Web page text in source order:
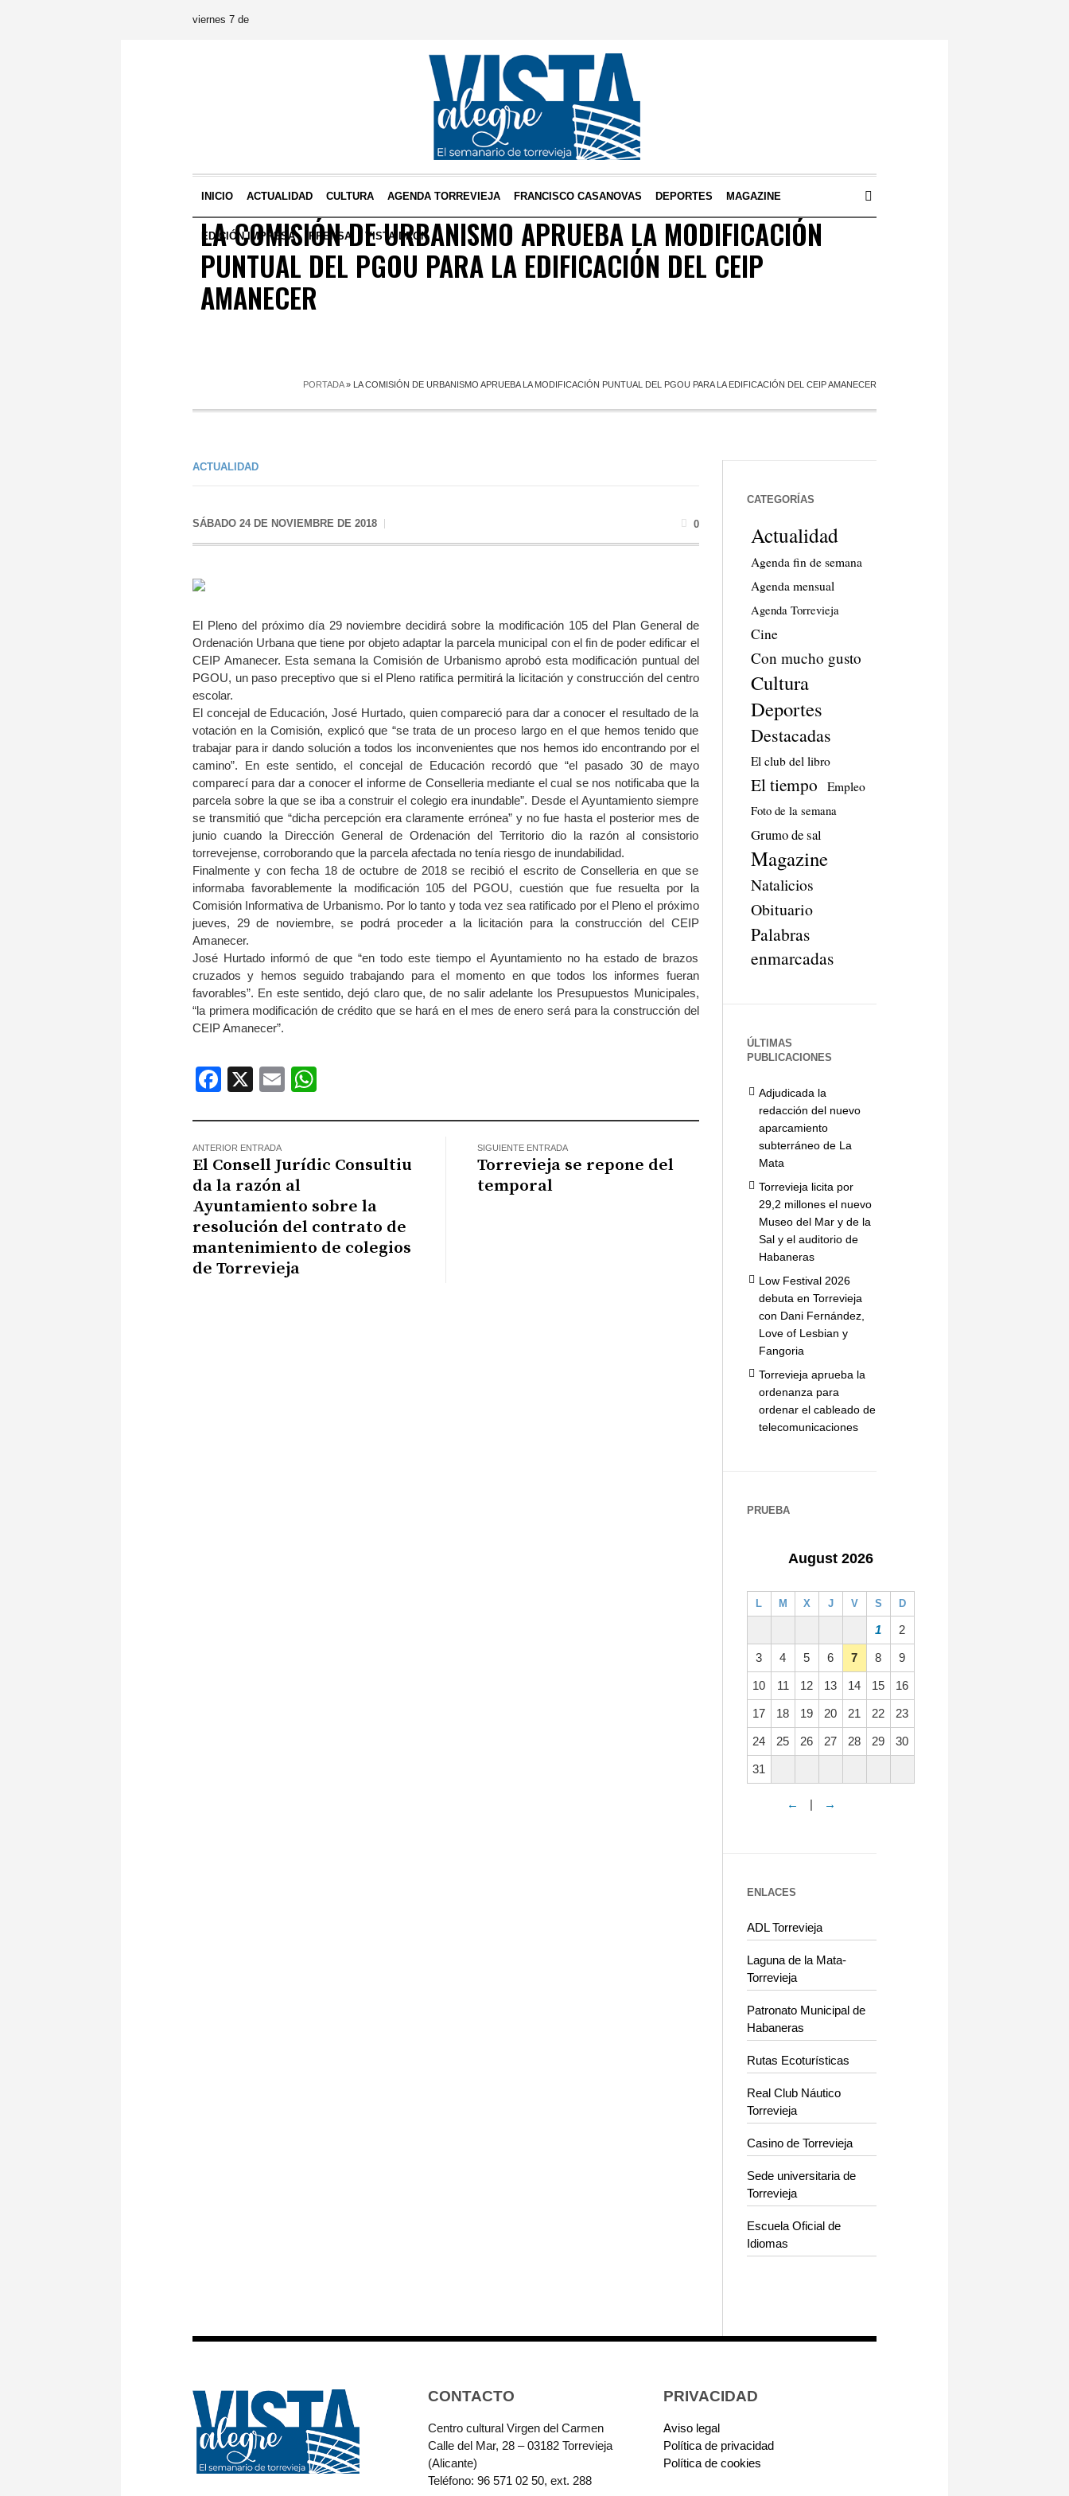
viernes 7 de
INICIO ACTUALIDAD CULTURA AGENDA TORREVIEJA FRANCISCO CASANOVAS DEPORTES MAGAZINE
EDICIÓN IMPRESA PRENSA VISTA DRON
LA COMISIÓN DE URBANISMO APRUEBA LA MODIFICACIÓN
PUNTUAL DEL PGOU PARA LA EDIFICACIÓN DEL CEIP
AMANECER
PORTADA» LA COMISIÓN DE URBANISMO APRUEBA LA MODIFICACIÓN PUNTUAL DEL PGOU PARA LA EDIFICACIÓN DEL CEIP AMANECER
ACTUALIDAD
SÁBADO 24 DE NOVIEMBRE DE 2018 0
El Pleno del próximo día 29 noviembre decidirá sobre la modificación 105 del Plan General de
Ordenación Urbana que tiene por objeto adaptar la parcela municipal con el fin de poder edificar el
CEIP Amanecer. Esta semana la Comisión de Urbanismo aprobó esta modificación puntual del
PGOU, un paso preceptivo que si el Pleno ratifica permitirá la licitación y construcción del centro
escolar.
El concejal de Educación, José Hurtado, quien compareció para dar a conocer el resultado de la
votación en la Comisión, explicó que “se trata de un proceso largo en el que hemos tenido que
trabajar para ir dando solución a todos los inconvenientes que nos hemos ido encontrando por el
camino”. En este sentido, el concejal de Educación recordó que “el pasado 30 de mayo
comparecí para dar a conocer el informe de Conselleria mediante el cual se nos notificaba que la
parcela sobre la que se iba a construir el colegio era inundable”. Desde el Ayuntamiento siempre
se transmitió que “dicha percepción era claramente errónea” y no fue hasta el posterior mes de
junio cuando la Dirección General de Ordenación del Territorio dio la razón al consistorio
torrevejense, corroborando que la parcela afectada no tenía riesgo de inundabilidad.
Finalmente y con fecha 18 de octubre de 2018 se recibió el escrito de Conselleria en que se
informaba favorablemente la modificación 105 del PGOU, cuestión que fue resuelta por la
Comisión Informativa de Urbanismo. Por lo tanto y toda vez sea ratificado por el Pleno el próximo
jueves, 29 de noviembre, se podrá proceder a la licitación para la construcción del CEIP
Amanecer.
José Hurtado informó de que “en todo este tiempo el Ayuntamiento no ha estado de brazos
cruzados y hemos seguido trabajando para el momento en que todos los informes fueran
favorables”. En este sentido, dejó claro que, de no salir adelante los Presupuestos Municipales,
“la primera modificación de crédito que se hará en el mes de enero será para la construcción del
CEIP Amanecer”.
Facebook
X Email
ANTERIOR ENTRADA
El Consell Jurídic Consultiu
da la razón al
Ayuntamiento sobre la
resolución del contrato de
mantenimiento de colegios
de Torrevieja
SIGUIENTE ENTRADA
Torrevieja se repone del
temporal
CATEGORÍAS
Actualidad
Agenda fin de semana
Agenda mensual
Agenda Torrevieja
Cine
Con mucho gusto
Cultura
Deportes
Destacadas
El club del libro
El tiempo Empleo
Foto de la semana
Grumo de sal
Magazine
Natalicios
Obituario
Palabras
enmarcadas
ÚLTIMAS
PUBLICACIONES
Adjudicada la
redacción del nuevo
aparcamiento
subterráneo de La
Mata
Torrevieja licita por
29,2 millones el nuevo
Museo del Mar y de la
Sal y el auditorio de
Habaneras
Low Festival 2026
debuta en Torrevieja
con Dani Fernández,
Love of Lesbian y
Fangoria
Torrevieja aprueba la
ordenanza para
ordenar el cableado de
telecomunicaciones
PRUEBA
August 2026
L M X J V S D
1 2
3 4 5 6 7 8 9
10 11 12 13 14 15 16
17 18 19 20 21 22 23
24 25 26 27 28 29 30
31
← | →
ENLACES
ADL Torrevieja
Laguna de la Mata-
Torrevieja
Patronato Municipal de
Habaneras
Rutas Ecoturísticas
Real Club Náutico
Torrevieja
Casino de Torrevieja
Sede universitaria de
Torrevieja
Escuela Oficial de
Idiomas
CONTACTO
Centro cultural Virgen del Carmen
Calle del Mar, 28 – 03182 Torrevieja
(Alicante)
Teléfono: 96 571 02 50, ext. 288
PRIVACIDAD
Aviso legal
Política de privacidad
Política de cookies